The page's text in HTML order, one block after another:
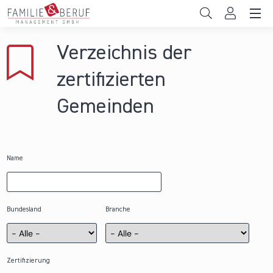
Direkt zum Inhalt
Gemeinden
Hochschulen
Verzeichnis der
zertifizierten
Gemeinden
Name
Bundesland Branche
Zertifizierung